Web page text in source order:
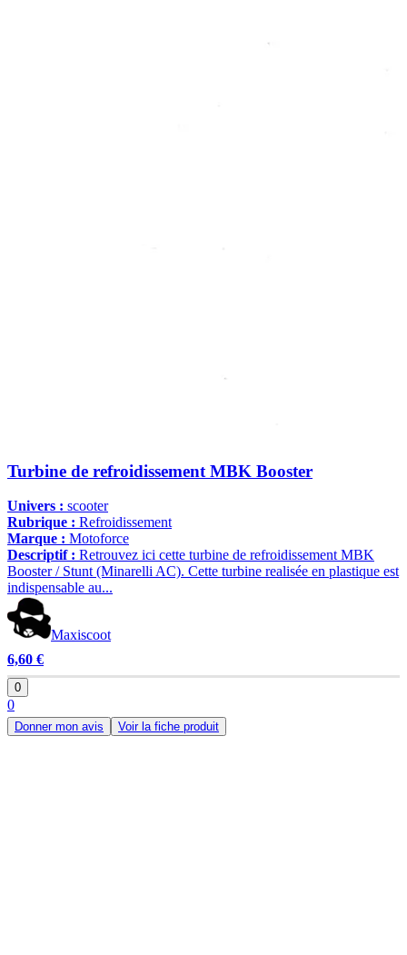
Turbine de refroidissement MBK Booster
Univers : scooter
Rubrique : Refroidissement
Marque : Motoforce
Descriptif : Retrouvez ici cette turbine de refroidissement MBK
Booster / Stunt (Minarelli AC). Cette turbine realisée en plastique est
indispensable au...
Maxiscoot
6,60 €
0
0
Donner mon avis Voir la fiche produit